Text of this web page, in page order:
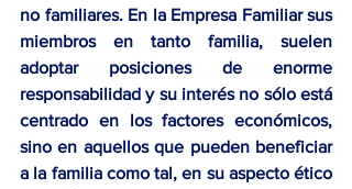
no familiares. En la Empresa Familiar sus
miembros en tanto familia, suelen
adoptar posiciones de enorme
responsabilidad y su interés no sólo está
centrado en los factores económicos,
sino en aquellos que pueden beneficiar
a la familia como tal, en su aspecto ético